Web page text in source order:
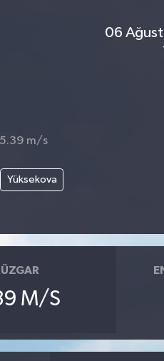
06
5.39 m/s
Yüksekova
M/S